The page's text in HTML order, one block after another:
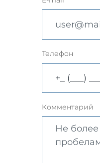
Телефон
Комментарий